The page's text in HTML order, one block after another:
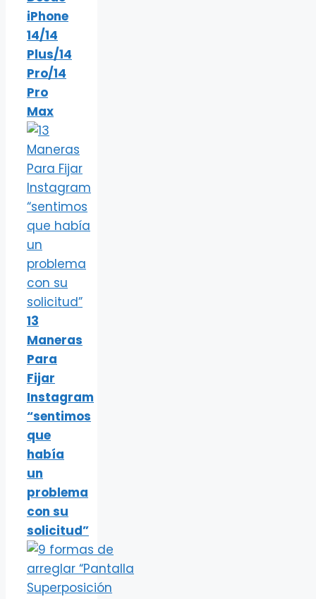
iPhone
14/14
Plus/14
Pro/14
Pro
Max
13
Maneras
Para
Fijar
Instagram
“sentimos
que
había
un
problema
con su
solicitud”